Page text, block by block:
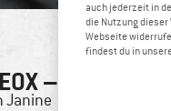
–
Janine
auch jederzeit in
die Nutzung
Webseite
findest du in